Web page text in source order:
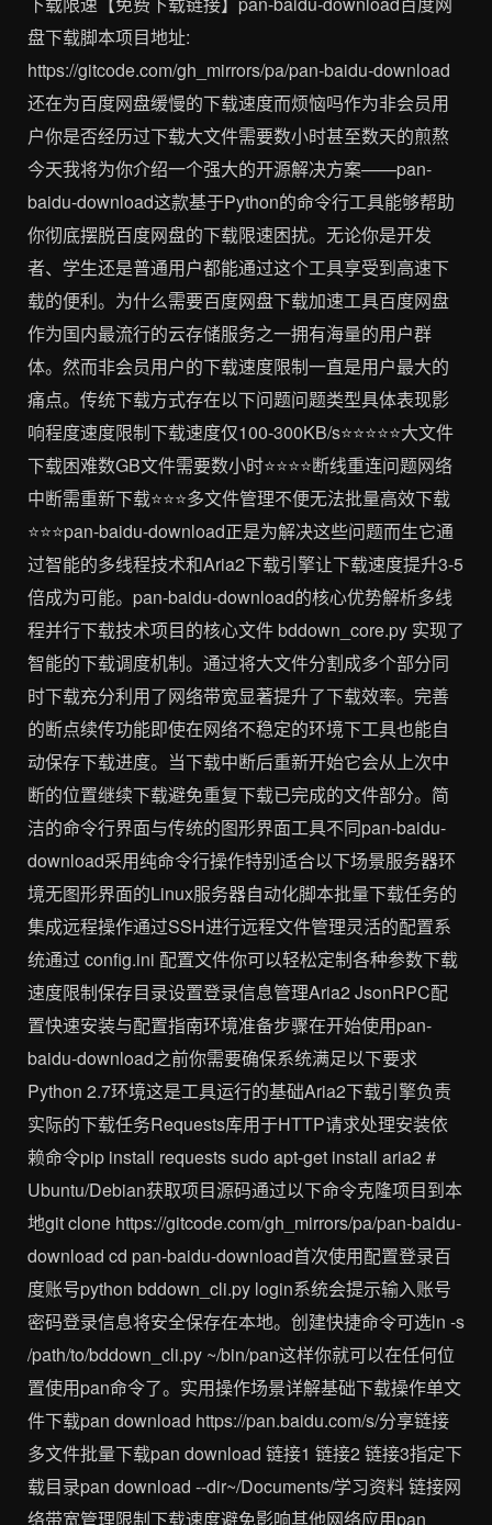
盘下载脚本项目地址:
https://gitcode.com/gh_mirrors/pa/pan-baidu-download
还在为百度网盘缓慢的下载速度而烦恼吗作为非会员用
户你是否经历过下载大文件需要数小时甚至数天的煎熬
今天我将为你介绍一个强大的开源解决方案——pan-
baidu-download这款基于Python的命令行工具能够帮助
你彻底摆脱百度网盘的下载限速困扰。无论你是开发
者、学生还是普通用户都能通过这个工具享受到高速下
载的便利。为什么需要百度网盘下载加速工具百度网盘
作为国内最流行的云存储服务之一拥有海量的用户群
体。然而非会员用户的下载速度限制一直是用户最大的
痛点。传统下载方式存在以下问题问题类型具体表现影
响程度速度限制下载速度仅100-300KB/s⭐⭐⭐⭐⭐大文件
下载困难数GB文件需要数小时⭐⭐⭐⭐断线重连问题网络
中断需重新下载⭐⭐⭐多文件管理不便无法批量高效下载
⭐⭐⭐pan-baidu-download正是为解决这些问题而生它通
过智能的多线程技术和Aria2下载引擎让下载速度提升3-5
倍成为可能。pan-baidu-download的核心优势解析多线
程并行下载技术项目的核心文件 bddown_core.py 实现了
智能的下载调度机制。通过将大文件分割成多个部分同
时下载充分利用了网络带宽显著提升了下载效率。完善
的断点续传功能即使在网络不稳定的环境下工具也能自
动保存下载进度。当下载中断后重新开始它会从上次中
断的位置继续下载避免重复下载已完成的文件部分。简
洁的命令行界面与传统的图形界面工具不同pan-baidu-
download采用纯命令行操作特别适合以下场景服务器环
境无图形界面的Linux服务器自动化脚本批量下载任务的
集成远程操作通过SSH进行远程文件管理灵活的配置系
统通过 config.ini 配置文件你可以轻松定制各种参数下载
速度限制保存目录设置登录信息管理Aria2 JsonRPC配
置快速安装与配置指南环境准备步骤在开始使用pan-
baidu-download之前你需要确保系统满足以下要求
Python 2.7环境这是工具运行的基础Aria2下载引擎负责
实际的下载任务Requests库用于HTTP请求处理安装依
赖命令pip install requests sudo apt-get install aria2 #
Ubuntu/Debian获取项目源码通过以下命令克隆项目到本
地git clone https://gitcode.com/gh_mirrors/pa/pan-baidu-
download cd pan-baidu-download首次使用配置登录百
度账号python bddown_cli.py login系统会提示输入账号
密码登录信息将安全保存在本地。创建快捷命令可选ln -s
/path/to/bddown_cli.py ~/bin/pan这样你就可以在任何位
置使用pan命令了。实用操作场景详解基础下载操作单文
件下载pan download https://pan.baidu.com/s/分享链接
多文件批量下载pan download 链接1 链接2 链接3指定下
载目录pan download --dir~/Documents/学习资料 链接网
络带宽管理限制下载速度避免影响其他网络应用pan